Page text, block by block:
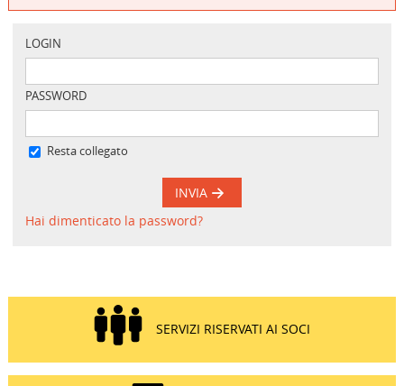
LOGIN
PASSWORD
Resta collegato
INVIA
Hai dimenticato la password?
SERVIZI RISERVATI AI SOCI